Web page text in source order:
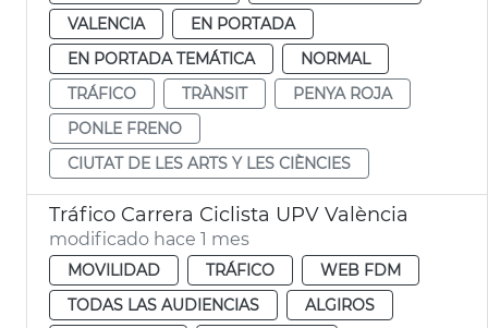
VALENCIA
EN PORTADA
EN PORTADA TEMÁTICA
NORMAL
TRÁFICO
TRÀNSIT
PENYA ROJA
PONLE FRENO
CIUTAT DE LES ARTS Y LES CIÈNCIES
Tráfico Carrera Ciclista UPV València
modificado hace 1 mes
MOVILIDAD TRÁFICO
WEB FDM
TODAS LAS AUDIENCIAS
ALGIROS